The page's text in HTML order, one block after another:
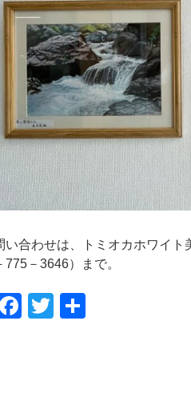
い合わせは、 トミオカホワイト
775 － 3646）まで。
F
T